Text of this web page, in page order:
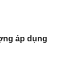
áp dụng